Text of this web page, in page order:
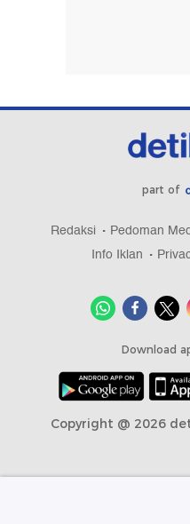
part of
Redaksi Pedoman
Info Iklan
Download
Copyright @ 2026